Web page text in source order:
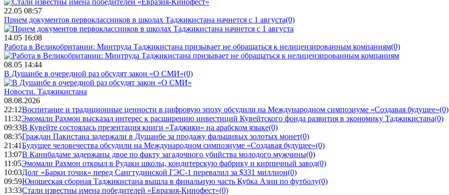
22.05 08:57
Прием документов первоклассников в школах Таджикистана начнется с 1 августа(0)
14.05 16:08
Работа в Великобритании: Минтруда Таджикистана призывает не обращаться к нелицензированным компаниям(0)
08.05 14:44
В Душанбе в очередной раз обсудят закон «О СМИ»(0)
Новости. Таджикистана
08.08.2026
22:12Воспитание и традиционные ценности в цифровую эпоху обсудили на Международном симпозиуме «Создавая будущее»(0)
11:32Эмомали Рахмон высказал интерес к расширению инвестиций Кувейтского фонда развития в экономику Таджикистана(0)
09:33В Кувейте состоялась презентация книги «Таджики» на арабском языке(0)
08:35Граждан Пакистана задержали в Душанбе за продажу фальшивых золотых монет(0)
21:41Будущее человечества обсудили на Международном симпозиуме «Создавая будущее»(0)
13:07В Канибадаме задержаны двое по факту загадочного убийства молодого мужчины(0)
11:05Эмомали Рахмон открыл в Рудаки школы, кондитерскую фабрику и кирпичный завод(0)
10:03Долг «Барки точик» перед Сангтудинской ГЭС-1 перевалил за $331 миллион(0)
09:59Юношеская сборная Таджикистана вышла в финальную часть Кубка Азии по футболу(0)
13:33Стали известны имена победителей «Евразия-Кинофест»(0)